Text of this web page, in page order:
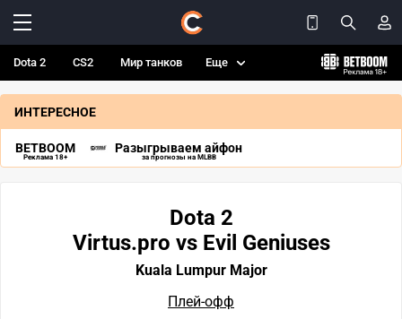
Dota 2 CS2 Мир танков Еще
ИНТЕРЕСНОЕ
BETBOOM
Реклама 18+
Разыгрываем айфон
за прогнозы на MLBB
Dota 2
Virtus.pro vs Evil Geniuses
Kuala Lumpur Major
Плей-офф